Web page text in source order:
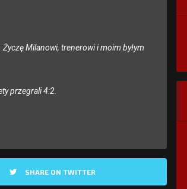
Milanowi, trenerowi i moim byłym
przegrali 4:2.
SHARE ON TWITTER